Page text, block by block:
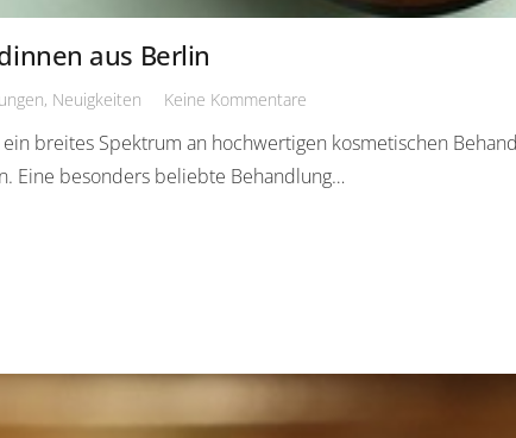
aus Berlin
, Neuigkeiten Keine Kommentare
breites Spektrum an hochwertigen kosmetischen
Eine besonders beliebte Behandlung…